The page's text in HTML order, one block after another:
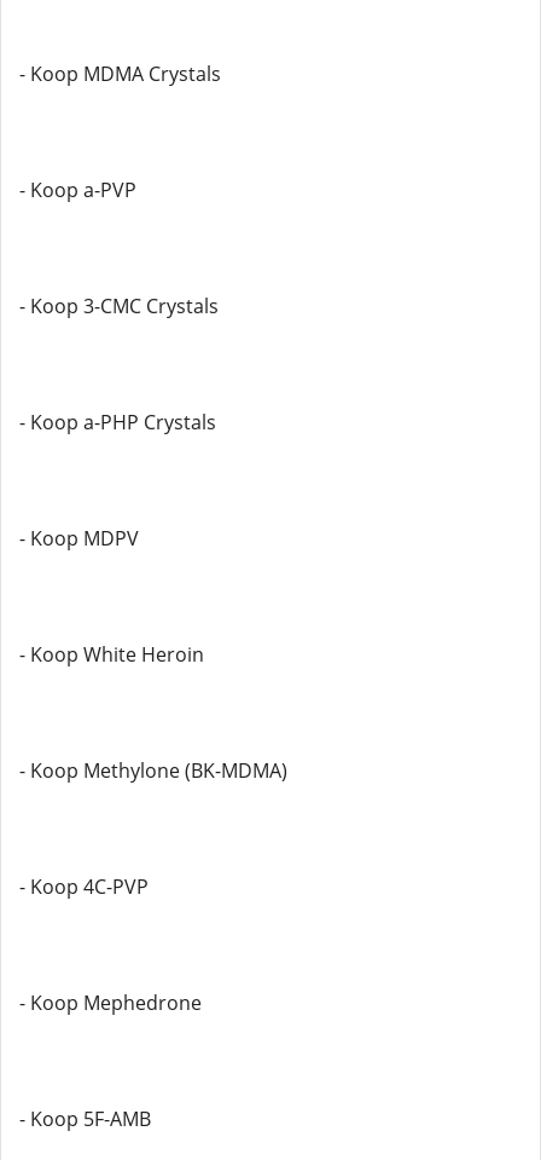
- Koop MDMA Crystals
- Koop a-PVP
- Koop 3-CMC Crystals
- Koop a-PHP Crystals
- Koop MDPV
- Koop White Heroin
- Koop Methylone (BK-MDMA)
- Koop 4C-PVP
- Koop Mephedrone
- Koop 5F-AMB